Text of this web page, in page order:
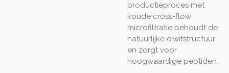
productieproces met
koude cross-flow
microfiltratie behoudt de
natuurlijke eiwitstructuur
en zorgt voor
hoogwaardige peptiden.